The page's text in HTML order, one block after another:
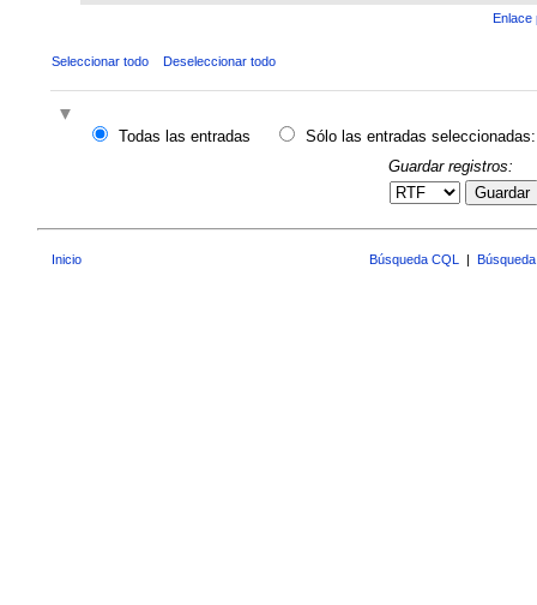
Enlace
Seleccionar todo Deseleccionar todo
Todas las entradas
Sólo las entradas seleccionadas:
Guardar registros:
Guardar
Inicio Búsqueda CQL